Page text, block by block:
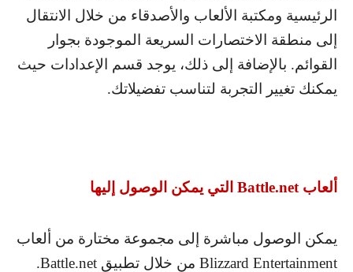
الرئيسية ومكتبة الألعاب والأصدقاء من خلال الانتقال
إلى منطقة الاختصارات السريعة الموجودة بجوار
القوائم. بالإضافة إلى ذلك، يوجد قسم الإعدادات حيث
يمكنك تغيير التجربة لتناسب تفضيلاتك.
ألعاب Battle.net التي يمكن الوصول إليها
يمكن الوصول مباشرة إلى مجموعة مختارة من ألعاب
Blizzard Entertainment من خلال تطبيق Battle.net
.